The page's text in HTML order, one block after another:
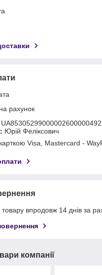
рахунок
Юрій Феліксович
Visa, Mastercard -
впродовж 14 днів за
компанії